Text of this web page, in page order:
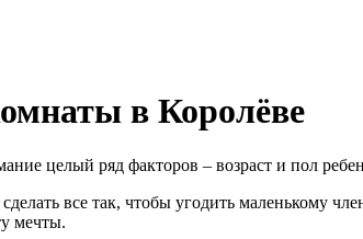
в Королёве
целый ряд факторов – возраст и пол
все так, чтобы угодить маленькому
мечты.